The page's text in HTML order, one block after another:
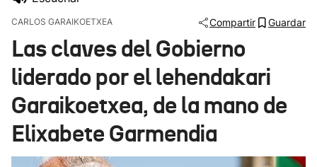
Ikusmiran
Eguraldia
CARLOS GARAIKOETXEA Compartir Guardar
Las claves del Gobierno
liderado por el lehendakari
Garaikoetxea, de la mano de
Elixabete Garmendia